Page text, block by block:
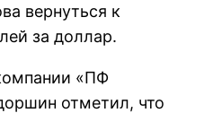
вернуться к
за доллар.
«ПФ
отметил, что